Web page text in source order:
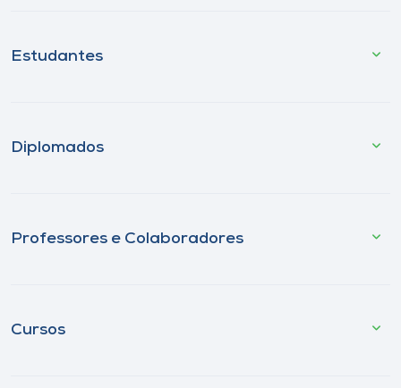
Estudantes
Diplomados
Professores e Colaboradores
Cursos